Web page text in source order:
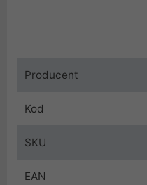
Producent
Kod
SKU
EAN